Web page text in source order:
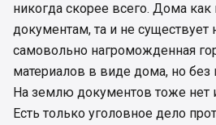
никогда скорее всего. Дома
документам, та и не существует
самовольно нагроможденная
материалов в виде дома, но без
На землю документов тоже нет
Есть только уголовное дело